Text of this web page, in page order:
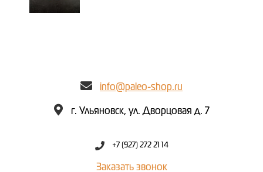
info@paleo-shop.ru
г. Ульяновск, ул. Дворцовая д. 7
+7 (927) 272 21 14
Заказать звонок